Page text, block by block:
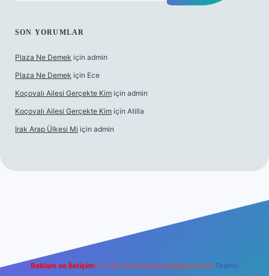
SON YORUMLAR
Plaza Ne Demek için admin
Plaza Ne Demek için Ece
Koçovalı Ailesi Gerçekte Kim için admin
Koçovalı Ailesi Gerçekte Kim için Atilla
Irak Arap Ülkesi Mi için admin
Reklam ve İletişim: E-mail: backlinkpaneli@gmail.com Teams: